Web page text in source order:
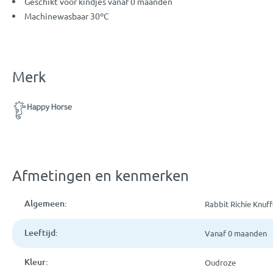
Machinewasbaar 30ºC
Merk
Afmetingen en kenmerken
Algemeen: Rabbit Richie
Leeftijd: Vanaf 0 maanden
Kleur: Oudroze